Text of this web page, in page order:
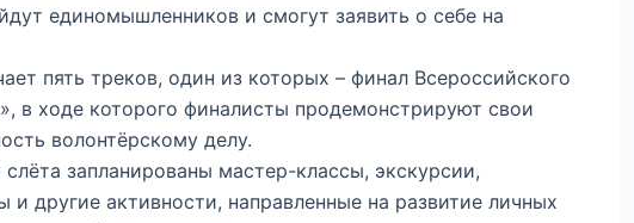
единомышленников и смогут заявить о себе на
пять треков, один из которых – финал Всероссийского
в ходе которого финалисты продемонстрируют свои
волонтёрскому делу.
запланированы мастер-классы, экскурсии,
и другие активности, направленные на развитие личных